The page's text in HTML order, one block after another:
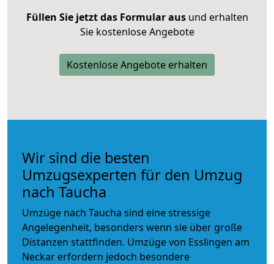
Füllen Sie jetzt das Formular ausund erhalten
Sie kostenlose Angebote
Kostenlose Angebote erhalten
Wir sind die besten
Umzugsexperten für den Umzug
nach Taucha
Umzüge nach Taucha sind eine stressige
Angelegenheit, besonders wenn sie über große
Distanzen stattfinden. Umzüge von Esslingen am
Neckar erfordern jedoch besondere